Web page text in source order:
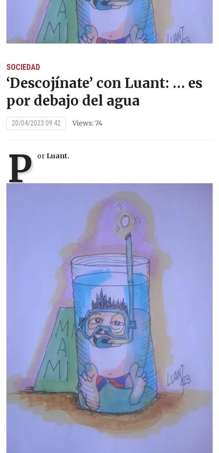
SOCIEDAD
‘Descojínate’ con Luant: … es
por debajo del agua
20/04/2023 09:42 Views: 74
P or Luant.